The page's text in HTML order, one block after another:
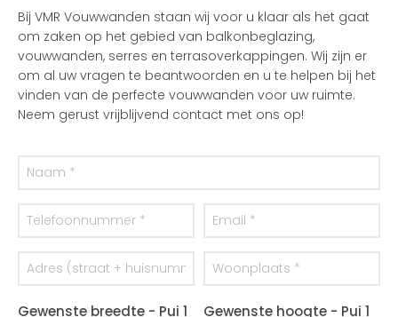
Bij VMR Vouwwanden staan wij voor u klaar als het gaat
om zaken op het gebied van balkonbeglazing,
vouwwanden, serres en terrasoverkappingen. Wij zijn er
om al uw vragen te beantwoorden en u te helpen bij het
vinden van de perfecte vouwwanden voor uw ruimte.
Neem gerust vrijblijvend contact met ons op!
Gewenste breedte - Pui 1
Gewenste hoogte - Pui 1